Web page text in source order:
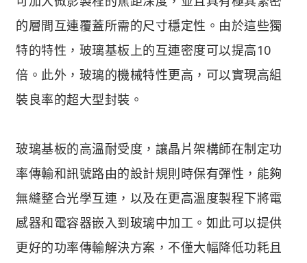
的層間互連覆蓋所需的尺寸穩定性。由於這些獨
特的特性，玻璃基板上的互連密度可以提高10
倍。此外，玻璃的機械特性更高，可以實現高組
裝良率的超大型封裝。
玻璃基板的高溫耐受度，讓晶片架構師在制定功
率傳輸和訊號路由的設計規則時保有彈性，能夠
無縫整合光學互連，以及在更高溫度製程下將電
感器和電容器嵌入到玻璃中加工。如此可以提供
更好的功率傳輸解決方案，不僅大幅降低功耗且